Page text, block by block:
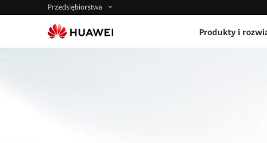
Przedsiębiorstwa
Produkty i